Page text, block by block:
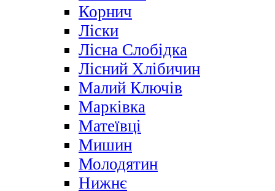
Корнич
Ліски
Лісна Слобідка
Лісний Хлібичин
Малий Ключів
Марківка
Матеївці
Мишин
Молодятин
Нижнє